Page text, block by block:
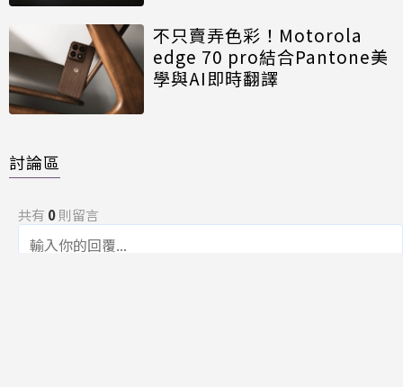
不只賣弄色彩！Motorola
edge 70 pro結合Pantone美
學與AI即時翻譯
討論區
共有 0則留言